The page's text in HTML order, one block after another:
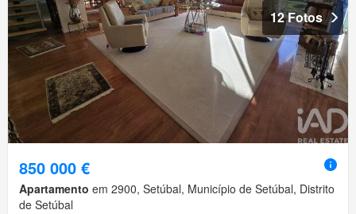
12 Fotos
850 000 €
Apartamento em 2900, Setúbal, Município de Setúbal, Distrito
de Setúbal